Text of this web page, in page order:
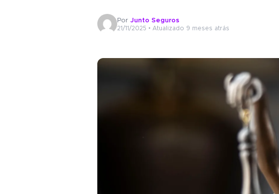
garantia sem bloquear recursos.
Seguro Garantia
TradicionalEconomia e agilidade para empresas
Por Junto Seguros
21/11/2025 • Atualizado 9 meses atrás